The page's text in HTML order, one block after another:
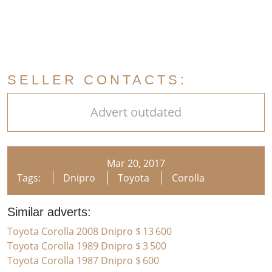
SELLER CONTACTS:
Advert outdated
Mar 20, 2017
Tags:
Dnipro Toyota Corolla
Similar adverts:
Toyota Corolla 2008 Dnipro $ 13 600
Toyota Corolla 1989 Dnipro $ 3 500
Toyota Corolla 1987 Dnipro $ 600